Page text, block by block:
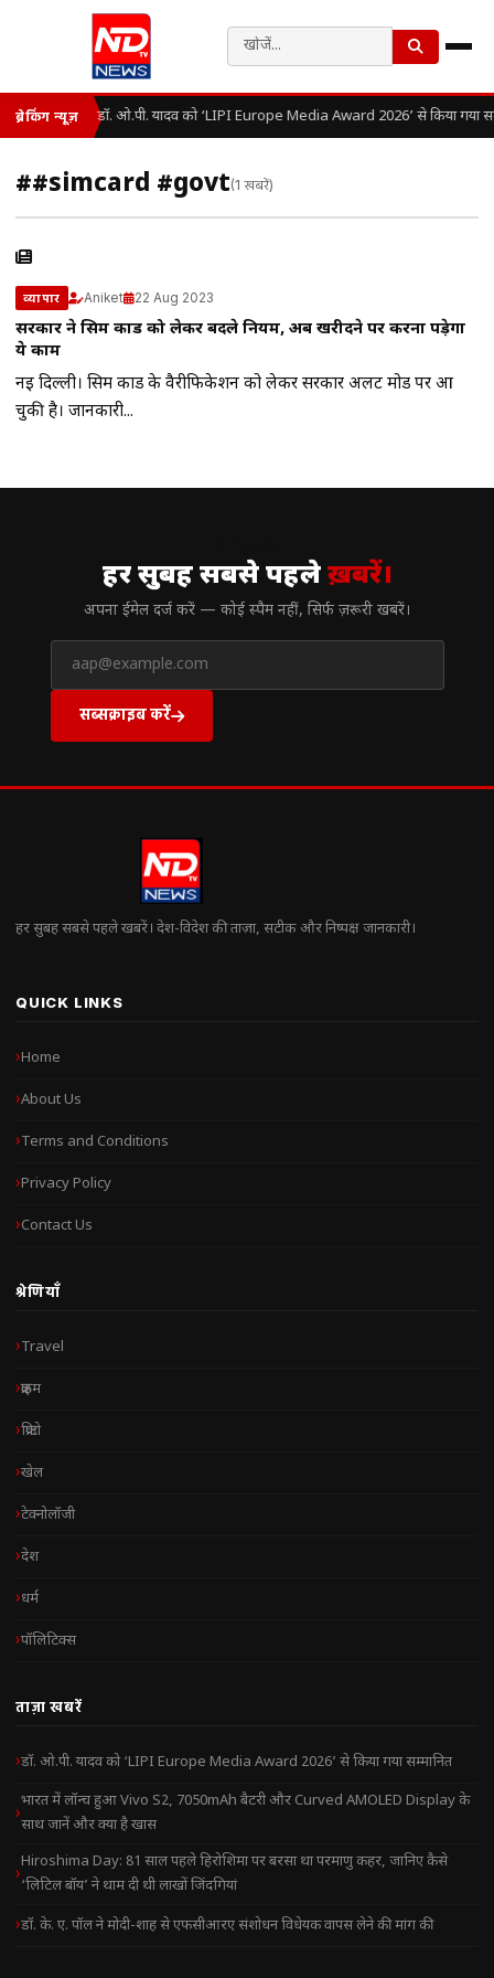
ब्रेकिंग न्यूज़ डॉ. ओ.पी. यादव को ‘LIPI Europe Media Award 2026’ से किया गया
##simcard #govt(1 खबरें)
व्यापार Aniket 22 Aug 2023
सरकार ने सिम कार्ड को लेकर बदले नियम, अब खरीदने पर करना पड़ेगा
ये काम
नई दिल्ली। सिम कार्ड के वैरीफिकेशन को लेकर सरकार अलर्ट मोड पर आ
चुकी है। जानकारी...
हर सुबह सबसे पहलेख़बरें।
अपना ईमेल दर्ज करें — कोई स्पैम नहीं, सिर्फ ज़रूरी खबरें।
सब्सक्राइब करें
हर सुबह सबसे पहले खबरें। देश-विदेश की ताज़ा, सटीक और निष्पक्ष जानकारी।
QUICK LINKS
Home
About Us
Terms and Conditions
Privacy Policy
Contact Us
श्रेणियाँ
Travel
क्राइम
क्रिप्टो
खेल
टेक्नोलॉजी
देश
धर्म
पॉलिटिक्स
ताज़ा खबरें
डॉ. ओ.पी. यादव को ‘LIPI Europe Media Award 2026’ से किया गया सम्मानित
भारत में लॉन्च हुआ Vivo S2, 7050mAh बैटरी और Curved AMOLED Display के
साथ जानें और क्या है खास
Hiroshima Day: 81 साल पहले हिरोशिमा पर बरसा था परमाणु कहर, जानिए कैसे
‘लिटिल बॉय’ ने थाम दी थी लाखों जिंदगियां
डॉ. के. ए. पॉल ने मोदी-शाह से एफसीआरए संशोधन विधेयक वापस लेने की मांग की